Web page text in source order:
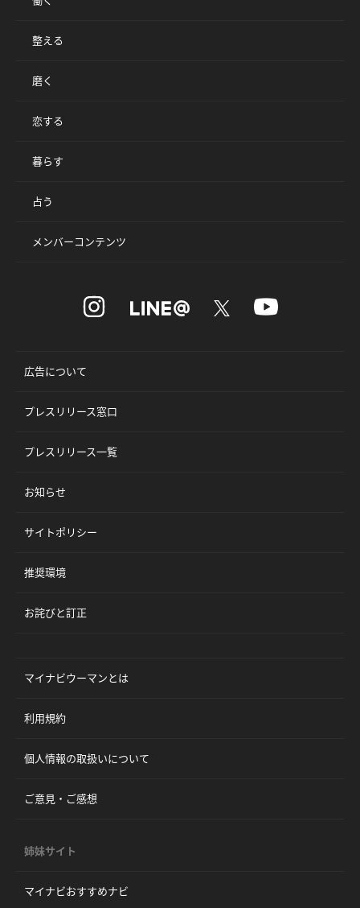
整える
磨く
恋する
暮らす
占う
メンバーコンテンツ
広告について
プレスリリース窓口
プレスリリース一覧
お知らせ
サイトポリシー
推奨環境
お詫びと訂正
マイナビウーマンとは
利用規約
個人情報の取扱いについて
ご意見・ご感想
姉妹サイト
マイナビおすすめナビ